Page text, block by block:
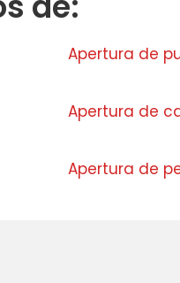
Apertura de
Apertura de
Apertura de